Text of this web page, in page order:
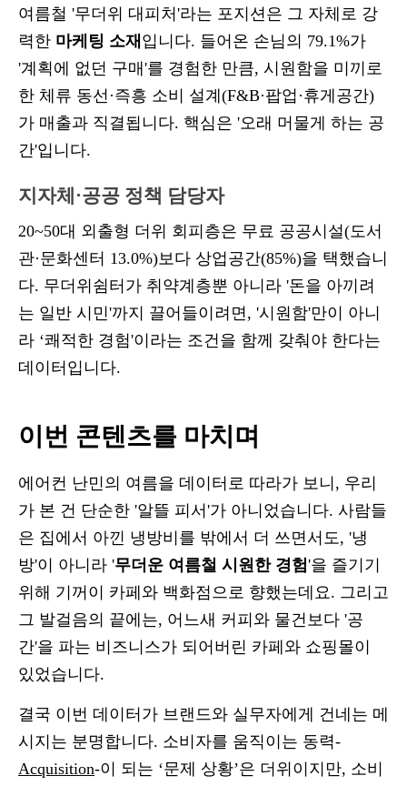
여름철 '무더위 대피처'라는 포지션은 그 자체로 강
력한 마케팅 소재 입니다. 들어온 손님의 79.1%가
'계획에 없던 구매'를 경험한 만큼, 시원함을 미끼로
한 체류 동선·즉흥 소비 설계(F&B·팝업·휴게공간)
가 매출과 직결됩니다. 핵심은 '오래 머물게 하는 공
간'입니다.
지자체·공공 정책 담당자
20~50대 외출형 더위 회피층은 무료 공공시설(도서
관·문화센터 13.0%)보다 상업공간(85%)을 택했습니
다. 무더위쉼터가 취약계층뿐 아니라 '돈을 아끼려
는 일반 시민'까지 끌어들이려면, '시원함'만이 아니
라 ‘쾌적한 경험'이라는 조건을 함께 갖춰야 한다는
데이터입니다.
이번 콘텐츠를 마치며
에어컨 난민의 여름을 데이터로 따라가 보니, 우리
가 본 건 단순한 '알뜰 피서'가 아니었습니다. 사람들
은 집에서 아낀 냉방비를 밖에서 더 쓰면서도, '냉
방'이 아니라 '무더운 여름철 시원한 경험'을 즐기기
위해 기꺼이 카페와 백화점으로 향했는데요. 그리고
그 발걸음의 끝에는, 어느새 커피와 물건보다 '공
간'을 파는 비즈니스가 되어버린 카페와 쇼핑몰이
있었습니다.
결국 이번 데이터가 브랜드와 실무자에게 건네는 메
시지는 분명합니다. 소비자를 움직이는 동력-
Acquisition-이 되는 ‘문제 상황’은 더위이지만, 소비